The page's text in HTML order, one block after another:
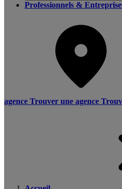
Professionnels &
agence Trouver une agence